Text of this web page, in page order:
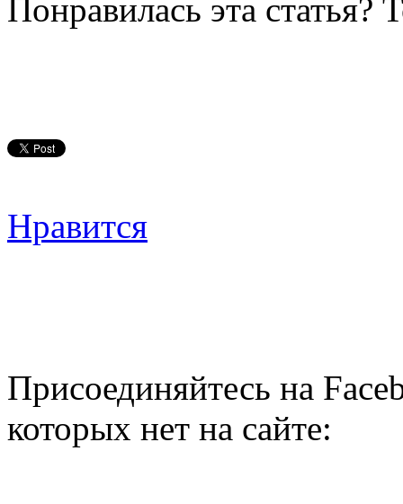
Понравилась эта статья?
Нравится
Присоединяйтесь на
которых нет на сайте: